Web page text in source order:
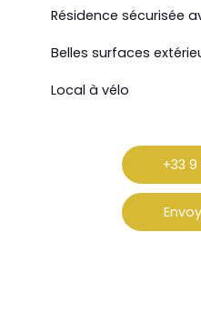
Résidence sécurisée
Belles surfaces
Local à vélo
+33 9